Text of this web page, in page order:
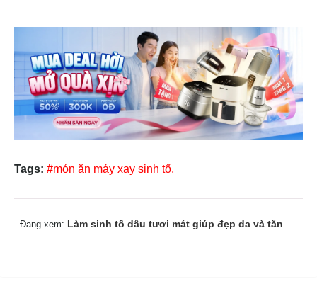
Tags: #món ăn máy xay sinh tố,
Đang xem: Làm sinh tố dâu tươi mát giúp đẹp da và tăng sức đề kháng